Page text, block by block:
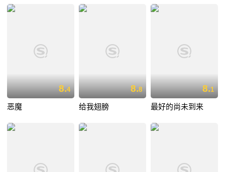
8.4
恶魔
8.8
给我翅膀
8.1
最好的尚未到来